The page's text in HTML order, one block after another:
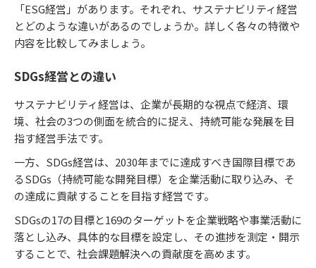
「ESG経営」があります。それぞれ、サステナビリティ経営
とどのような違いがあるのでしょうか。詳しく各々の特徴や
内容を比較してみましょう。
SDGs経営との違い
サステナビリティ経営は、企業が長期的な視点で経済、環
境、社会の3つの側面を統合的に捉え、持続可能な発展を目
指す経営手法です。
一方、SDGs経営は、2030年までに達成すべき国際目標であ
るSDGs（持続可能な開発目標）を企業活動に取り込み、そ
の達成に貢献することを目指す経営です。
SDGsの17の目標と169のターゲットを企業戦略や事業活動に
落とし込み、具体的な目標を設定し、その進捗を測定・開示
することで、社会課題解決への貢献度を高めます。